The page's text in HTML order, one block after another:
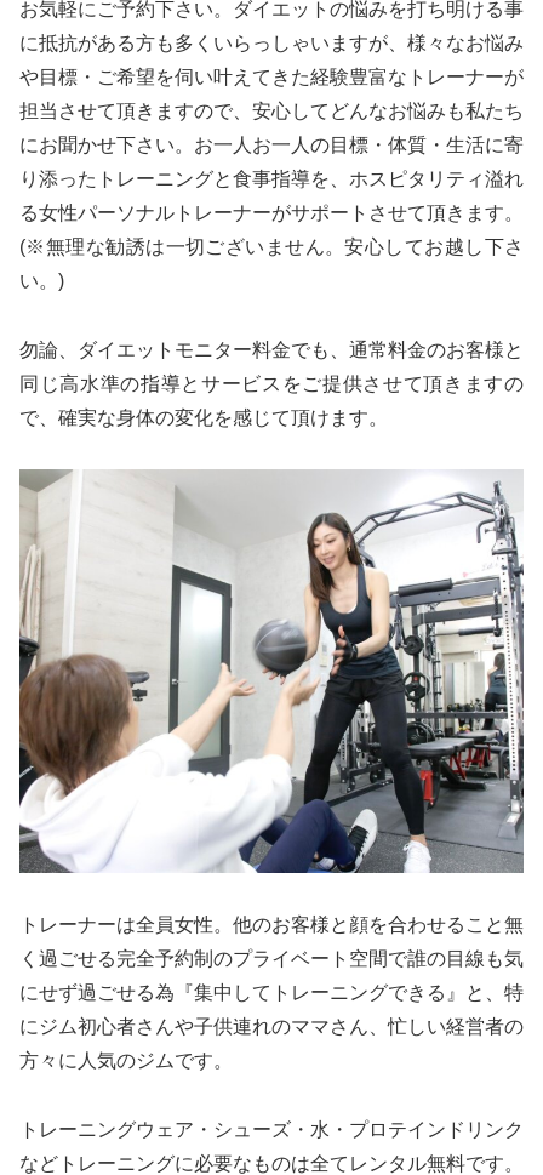
お気軽にご予約下さい。ダイエットの悩みを打ち明ける事
に抵抗がある方も多くいらっしゃいますが、様々なお悩み
や目標・ご希望を伺い叶えてきた経験豊富なトレーナーが
担当させて頂きますので、安心してどんなお悩みも私たち
にお聞かせ下さい。お一人お一人の目標・体質・生活に寄
り添ったトレーニングと食事指導を、ホスピタリティ溢れ
る女性パーソナルトレーナーがサポートさせて頂きます。
(※無理な勧誘は一切ございません。安心してお越し下さ
い。)
勿論、ダイエットモニター料金でも、通常料金のお客様と
同じ高水準の指導とサービスをご提供させて頂きますの
で、確実な身体の変化を感じて頂けます。
トレーナーは全員女性。他のお客様と顔を合わせること無
く過ごせる完全予約制のプライベート空間で誰の目線も気
にせず過ごせる為『集中してトレーニングできる』と、特
にジム初心者さんや子供連れのママさん、忙しい経営者の
方々に人気のジムです。
トレーニングウェア・シューズ・水・プロテインドリンク
などトレーニングに必要なものは全てレンタル無料です。